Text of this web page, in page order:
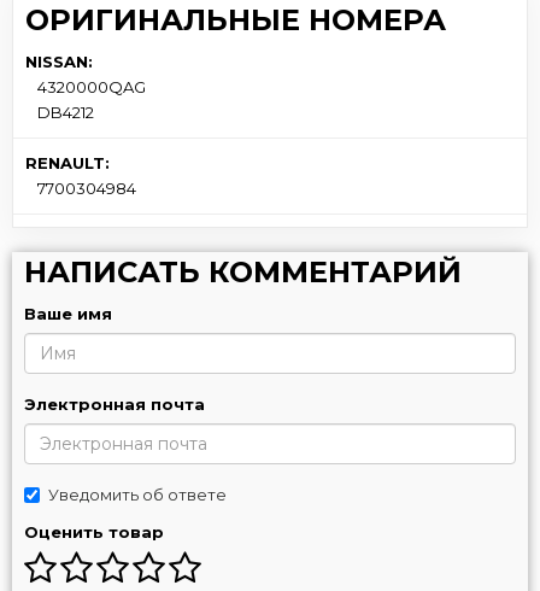
ОРИГИНАЛЬНЫЕ НОМЕРА
NISSAN:
4320000QAG
DB4212
RENAULT:
7700304984
НАПИСАТЬ КОММЕНТАРИЙ
Ваше имя
Электронная почта
Уведомить об ответе
Оценить товар